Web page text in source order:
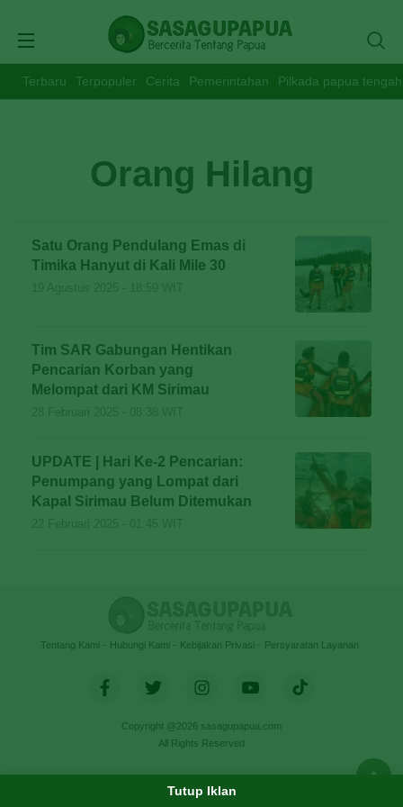
Terbaru Terpopuler Cerita Pemerintahan Pilkada papua tengah
Orang Hilang
Satu Orang Pendulang Emas di
Timika Hanyut di Kali Mile 30
Tim SAR Gabungan Hentikan
Pencarian Korban yang
Melompat dari KM Sirimau
UPDATE | Hari Ke-2 Pencarian:
Penumpang yang Lompat dari
Kapal Sirimau Belum Ditemukan
Tentang Kami Hubungi Kami Kebijakan Privasi Persyaratan Layanan
Copyright @2026 sasagupapua.com
All Rights Reserved
Tutup Iklan